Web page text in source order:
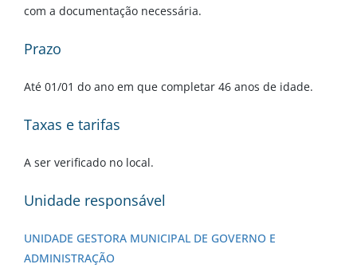
com a documentação necessária.
Prazo
Até 01/01 do ano em que completar 46 anos de idade.
Taxas e tarifas
A ser verificado no local.
Unidade responsável
UNIDADE GESTORA MUNICIPAL DE GOVERNO E
ADMINISTRAÇÃO